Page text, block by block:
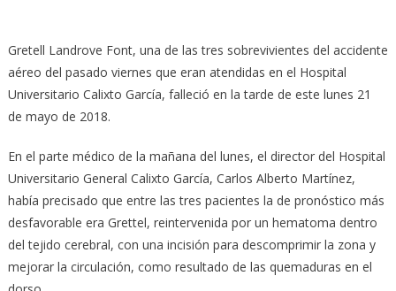
Gretell Landrove Font, una de las tres sobrevivientes del accidente
aéreo del pasado viernes que eran atendidas en el Hospital
Universitario Calixto García, falleció en la tarde de este lunes 21
de mayo de 2018.
En el parte médico de la mañana del lunes, el director del Hospital
Universitario General Calixto García, Carlos Alberto Martínez,
había precisado que entre las tres pacientes la de pronóstico más
desfavorable era Grettel, reintervenida por un hematoma dentro
del tejido cerebral, con una incisión para descomprimir la zona y
mejorar la circulación, como resultado de las quemaduras en el